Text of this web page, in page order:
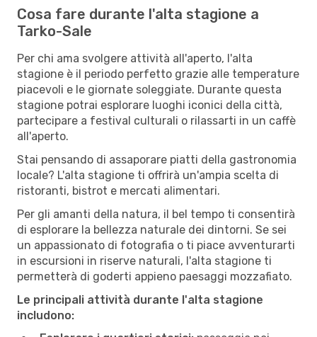
Cosa fare durante l'alta stagione a
Tarko-Sale
Per chi ama svolgere attività all'aperto, l'alta
stagione è il periodo perfetto grazie alle temperature
piacevoli e le giornate soleggiate. Durante questa
stagione potrai esplorare luoghi iconici della città,
partecipare a festival culturali o rilassarti in un caffè
all'aperto.
Stai pensando di assaporare piatti della gastronomia
locale? L'alta stagione ti offrirà un'ampia scelta di
ristoranti, bistrot e mercati alimentari.
Per gli amanti della natura, il bel tempo ti consentirà
di esplorare la bellezza naturale dei dintorni. Se sei
un appassionato di fotografia o ti piace avventurarti
in escursioni in riserve naturali, l'alta stagione ti
permetterà di goderti appieno paesaggi mozzafiato.
Le principali attività durante l'alta stagione
includono: